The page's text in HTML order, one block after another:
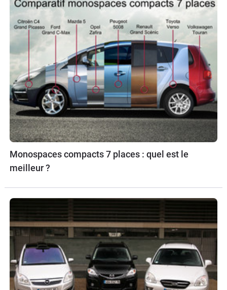
Monospaces compacts 7 places : quel est le
meilleur ?